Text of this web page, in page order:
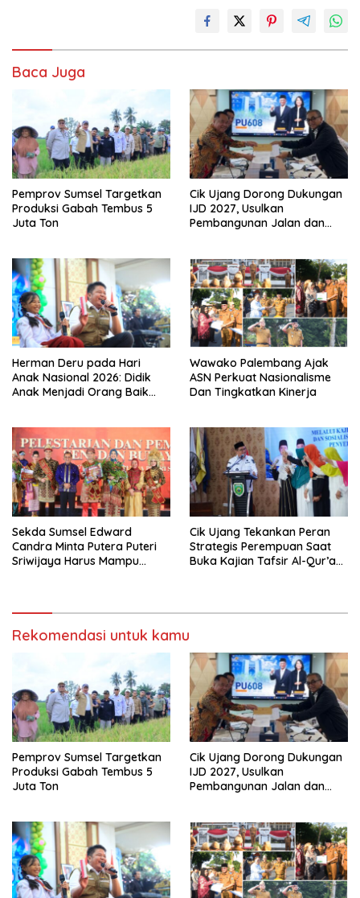
Baca Juga
Pemprov Sumsel Targetkan
Produksi Gabah Tembus 5
Juta Ton
Cik Ujang Dorong Dukungan
IJD 2027, Usulkan
Pembangunan Jalan dan
Herman Deru pada Hari
Anak Nasional 2026: Didik
Anak Menjadi Orang Baik
Wawako Palembang Ajak
ASN Perkuat Nasionalisme
Dan Tingkatkan Kinerja
Sekda Sumsel Edward
Candra Minta Putera Puteri
Sriwijaya Harus Mampu
Cik Ujang Tekankan Peran
Strategis Perempuan Saat
Buka Kajian Tafsir Al-Qur’an
Rekomendasi untuk kamu
Pemprov Sumsel Targetkan
Produksi Gabah Tembus 5
Juta Ton
Cik Ujang Dorong Dukungan
IJD 2027, Usulkan
Pembangunan Jalan dan